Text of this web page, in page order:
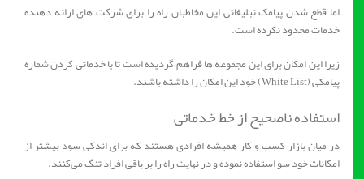
اما قطع شدن پیامک تبلیغاتی این مخاطبان راه را برای شرکت های ارائه دهنده
خدمات محدود نکرده است.
زیرا این امکان برای این مجموعه ها فراهم گردیده است تا با خدماتی کردن شماره
پیامکی (White List) خود این امکان را داشته باشند.
استفاده ناصحیح از خط خدماتی
در میان بازار کسب و کار همیشه افرادی هستند که برای اندکی سود بیشتر از
امکانات خود سو استفاده نموده و در نهایت راه را بر باقی افراد تنگ می‌کنند.